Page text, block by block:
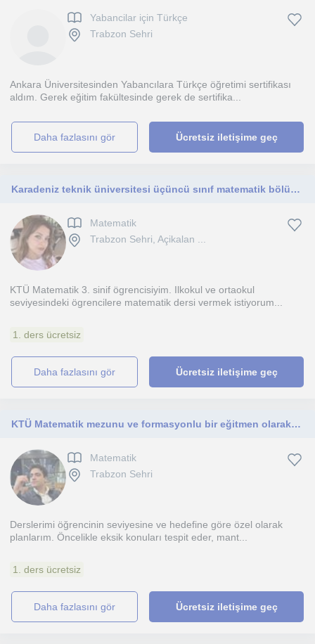
Yabancilar için Türkçe
Trabzon Sehri
Ankara Üniversitesinden Yabancılara Türkçe öğretimi sertifikası
aldım. Gerek eğitim fakültesinde gerek de sertifika...
daha fazlasını gör Ücretsiz iletişime geç
Karadeniz teknik üniversitesi üçüncü sınıf matematik bölümü öğrencisiyim.İlkokul ve ortaokul düzeyindeki öğrencilere verebilirim
Matematik
Trabzon Sehri, Açikalan ...
KTÜ Matematik 3. sinif ögrencisiyim. Ilkokul ve ortaokul
seviyesindeki ögrencilere matematik dersi vermek istiyorum...
1. ders ücretsiz
daha fazlasını gör Ücretsiz iletişime geç
KTÜ Matematik mezunu ve formasyonlu bir eğitmen olarak; ilkokuldan üniversiteye her seviyedeki öğrenciye, kişiye özel yöntemlerle
Matematik
Trabzon Sehri
Derslerimi öğrencinin seviyesine ve hedefine göre özel olarak
planlarım. Öncelikle eksik konuları tespit eder, mant...
1. ders ücretsiz
daha fazlasını gör Ücretsiz iletişime geç